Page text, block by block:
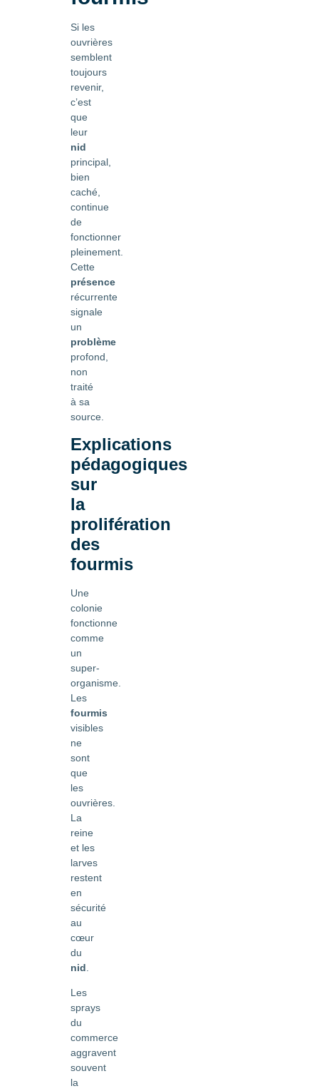
Si les
ouvrières
semblent
toujours
revenir,
c’est
que
leur
nid
principal,
bien
caché,
continue
de
fonctionner
pleinement.
Cette
présence
récurrente
signale
un
problème
profond,
non
traité
à sa
source.
Explications
pédagogiques
sur
la
prolifération
des
fourmis
Une
colonie
fonctionne
comme
un
super-
organisme.
Les
fourmis
visibles
ne
sont
que
les
ouvrières.
La
reine
et les
larves
restent
en
sécurité
au
cœur
du
nid
Les
sprays
du
commerce
aggravent
souvent
la